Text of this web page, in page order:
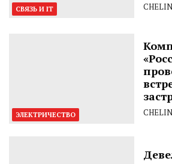
СВЯЗЬ И IT
ЭЛЕКТРИЧЕСТВО